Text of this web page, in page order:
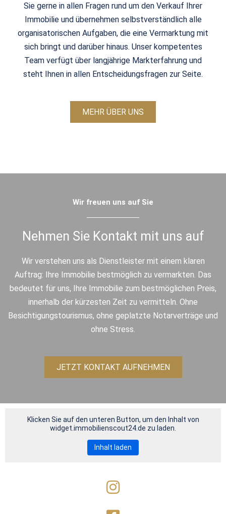
Sie gerne in allen Fragen rund um den Verkauf Ihrer
Immobilie und übernehmen selbstverständlich alle
organisatorischen Aufgaben, die eine Vermarktung mit
sich bringt und darüber hinaus. Unser kompetentes
Team verfügt über langjährige Markterfahrung und
steht Ihnen in allen Entscheidungsfragen zur Seite.
MEHR ÜBER UNS
Wir freuen uns auf Sie
Nehmen Sie Kontakt mit uns auf
Wir verstehen uns als Dienstleister mit einem klaren
Auftrag: Ihre Immobilie bestmöglich zu vermarkten. Das
bedeutet für uns, Ihre Immobilie zum bestmöglichen Preis,
innerhalb der kürzesten Zeit zu vermitteln. Ohne
Besichtigungstourismus, ohne geplatzte Notarverträge und
ohne Stress.
JETZT KONTAKT AUFNEHMEN
Klicken Sie auf den unteren Button, um den Inhalt von
widget.immobilienscout24.de zu laden.
Inhalt laden